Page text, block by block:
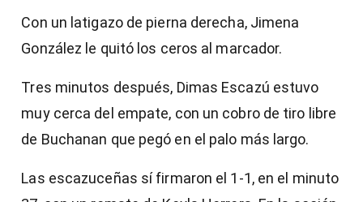
Con un latigazo de pierna derecha, Jimena
González le quitó los ceros al marcador.
Tres minutos después, Dimas Escazú estuvo
muy cerca del empate, con un cobro de tiro libre
de Buchanan que pegó en el palo más largo.
Las escazuceñas sí firmaron el 1-1, en el minuto